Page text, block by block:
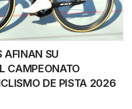
AFINAN SU
CAMPEONATO
DE PISTA 2026